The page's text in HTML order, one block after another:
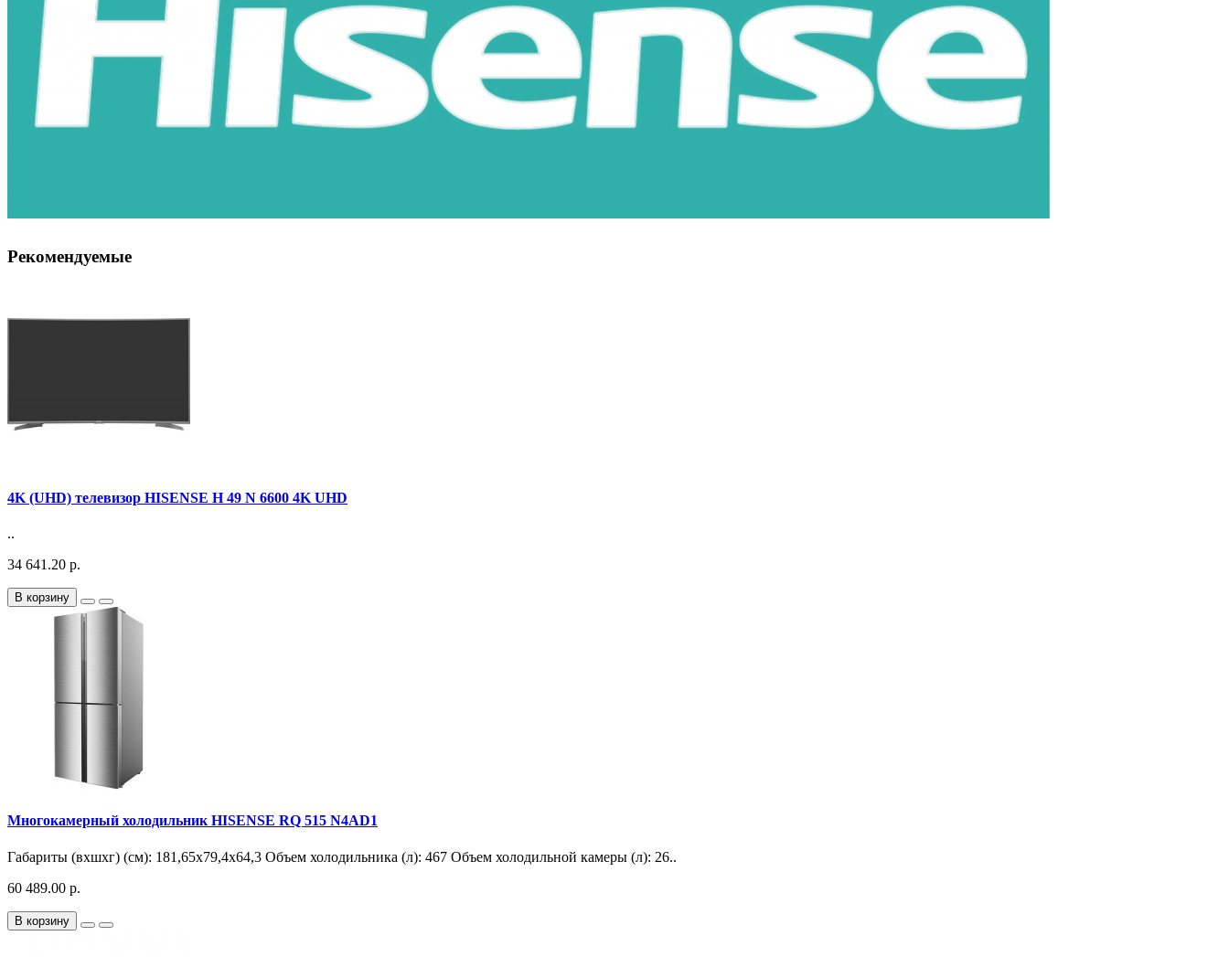
Рекомендуемые
4K (UHD) телевизор HISENSE H 49 N 6600 4K UHD
..
34 641.20 р.
В корзину
Многокамерный холодильник HISENSE RQ 515 N4AD1
Габариты (вхшхг) (см): 181,65х79,4х64,3 Объем холодильника (л): 467 Объем холодильной камеры (л): 26..
60 489.00 р.
В корзину